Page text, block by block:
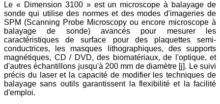
Le « Dimension 3100 » est un microscope à balayage de
sonde qui utilise des normes et des modes d'imageries de
SPM (Scanning Probe Microscopy ou encore microscope à
balayage de sonde) avancés pour mesurer les
caractéristiques de surface pour des plaquettes semi-
conductrices, les masques lithographiques, des supports
magnétiques, CD / DVD, des biomatériaux, de l'optique, et
d'autres échantillons jusqu'à 200 mm de diamètre [j]. Le suivi
précis du laser et la capacité de modifier les techniques de
balayage sans outils garantissent la flexibilité et la facilité
d'emploi.